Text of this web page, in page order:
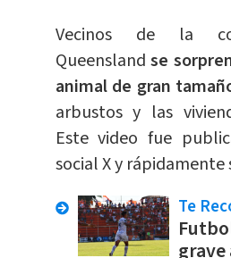
Vecinos de la
Queenslandse
animal de gran
arbustos y las
Este video fue
social X y rápidamente
Te
grave